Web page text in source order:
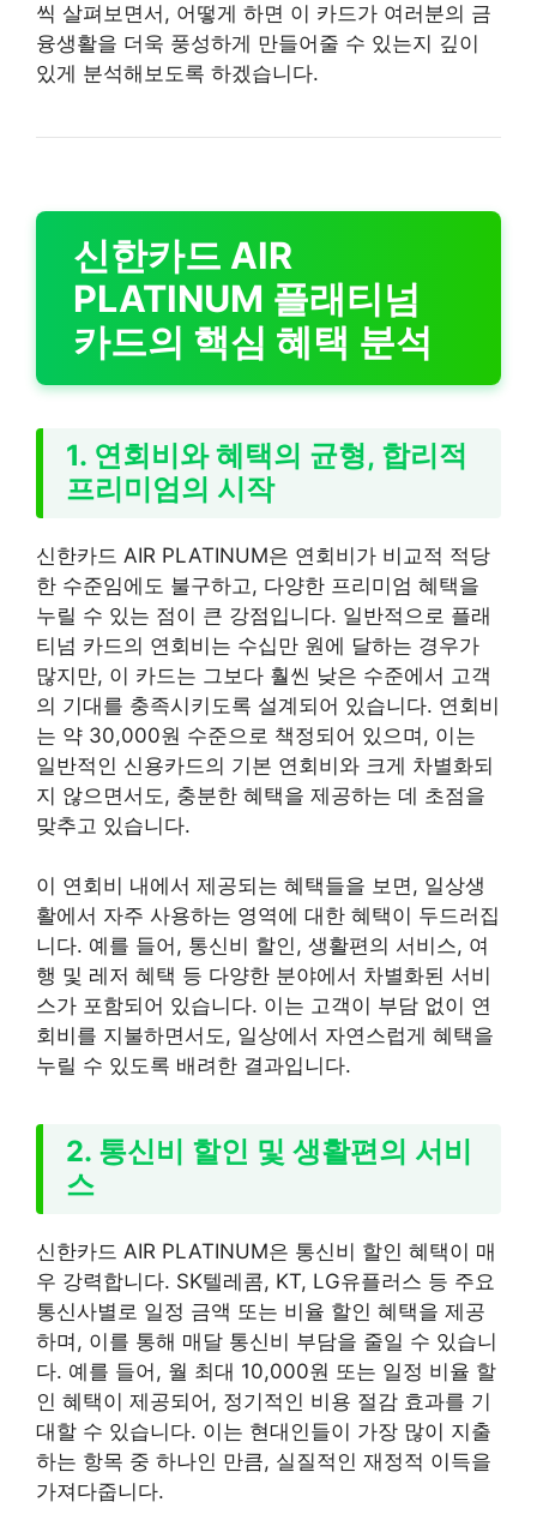
씩 살펴보면서, 어떻게 하면 이 카드가 여러분의 금
융생활을 더욱 풍성하게 만들어줄 수 있는지 깊이
있게 분석해보도록 하겠습니다.
신한카드 AIR
PLATINUM 플래티넘
카드의 핵심 혜택 분석
1. 연회비와 혜택의 균형, 합리적
프리미엄의 시작
신한카드 AIR PLATINUM은 연회비가 비교적 적당
한 수준임에도 불구하고, 다양한 프리미엄 혜택을
누릴 수 있는 점이 큰 강점입니다. 일반적으로 플래
티넘 카드의 연회비는 수십만 원에 달하는 경우가
많지만, 이 카드는 그보다 훨씬 낮은 수준에서 고객
의 기대를 충족시키도록 설계되어 있습니다. 연회비
는 약 30,000원 수준으로 책정되어 있으며, 이는
일반적인 신용카드의 기본 연회비와 크게 차별화되
지 않으면서도, 충분한 혜택을 제공하는 데 초점을
맞추고 있습니다.
이 연회비 내에서 제공되는 혜택들을 보면, 일상생
활에서 자주 사용하는 영역에 대한 혜택이 두드러집
니다. 예를 들어, 통신비 할인, 생활편의 서비스, 여
행 및 레저 혜택 등 다양한 분야에서 차별화된 서비
스가 포함되어 있습니다. 이는 고객이 부담 없이 연
회비를 지불하면서도, 일상에서 자연스럽게 혜택을
누릴 수 있도록 배려한 결과입니다.
2. 통신비 할인 및 생활편의 서비
스
신한카드 AIR PLATINUM은 통신비 할인 혜택이 매
우 강력합니다. SK텔레콤, KT, LG유플러스 등 주요
통신사별로 일정 금액 또는 비율 할인 혜택을 제공
하며, 이를 통해 매달 통신비 부담을 줄일 수 있습니
다. 예를 들어, 월 최대 10,000원 또는 일정 비율 할
인 혜택이 제공되어, 정기적인 비용 절감 효과를 기
대할 수 있습니다. 이는 현대인들이 가장 많이 지출
하는 항목 중 하나인 만큼, 실질적인 재정적 이득을
가져다줍니다.